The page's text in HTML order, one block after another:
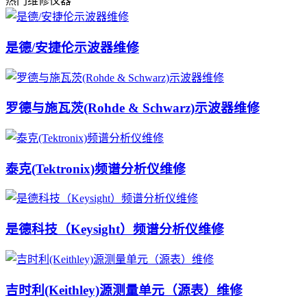
是德/安捷伦示波器维修
罗德与施瓦茨(Rohde & Schwarz)示波器维修
泰克(Tektronix)频谱分析仪维修
是德科技（Keysight）频谱分析仪维修
吉时利(Keithley)源测量单元（源表）维修